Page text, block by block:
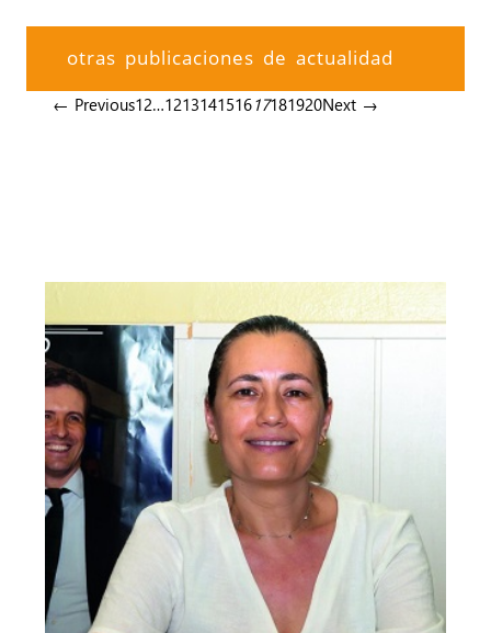
otras publicaciones de actualidad
← Previous12…121314151617181920Next →